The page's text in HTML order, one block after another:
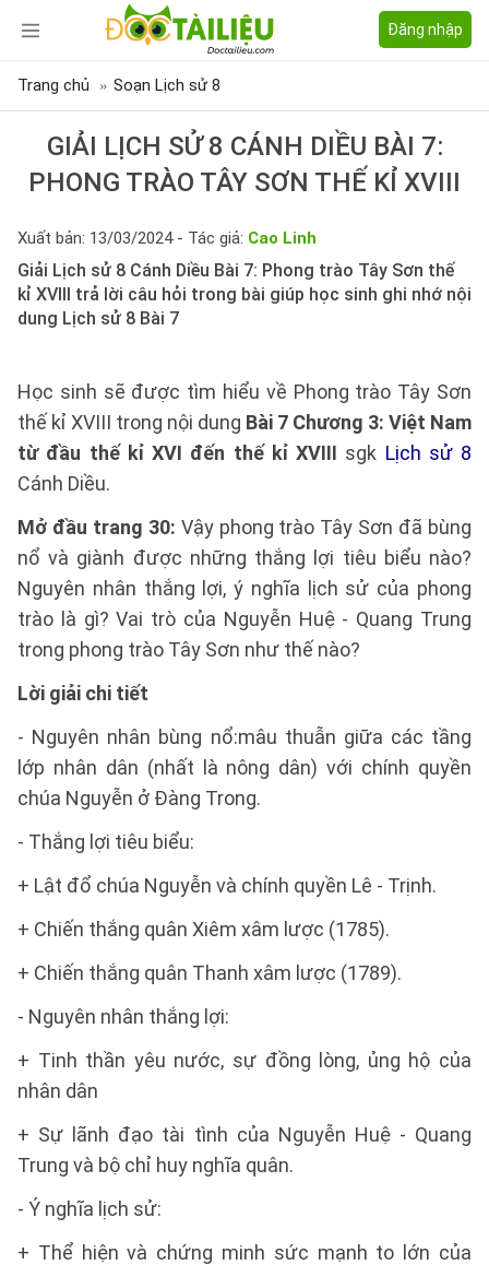
Đăng nhập
Trang chủ Soạn Lịch sử 8
GIẢI LỊCH SỬ 8 CÁNH DIỀU BÀI 7:
PHONG TRÀO TÂY SƠN THẾ KỈ XVIII
Xuất bản: 13/03/2024 - Tác giả: Cao Linh
Giải Lịch sử 8 Cánh Diều Bài 7: Phong trào Tây Sơn thế
kỉ XVIII trả lời câu hỏi trong bài giúp học sinh ghi nhớ nội
dung Lịch sử 8 Bài 7
Học sinh sẽ được tìm hiểu về Phong trào Tây Sơn
thế kỉ XVIII trong nội dung Bài 7 Chương 3: Việt Nam
từ đầu thế kỉ XVI đến thế kỉ XVIII sgk Lịch sử 8
Cánh Diều.
Mở đầu trang 30: Vậy phong trào Tây Sơn đã bùng
nổ và giành được những thắng lợi tiêu biểu nào?
Nguyên nhân thắng lợi, ý nghĩa lịch sử của phong
trào là gì? Vai trò của Nguyễn Huệ - Quang Trung
trong phong trào Tây Sơn như thế nào?
Lời giải chi tiết
- Nguyên nhân bùng nổ:mâu thuẫn giữa các tầng
lớp nhân dân (nhất là nông dân) với chính quyền
chúa Nguyễn ở Đàng Trong.
- Thắng lợi tiêu biểu:
+ Lật đổ chúa Nguyễn và chính quyền Lê - Trịnh.
+ Chiến thắng quân Xiêm xâm lược (1785).
+ Chiến thắng quân Thanh xâm lược (1789).
- Nguyên nhân thắng lợi:
+ Tinh thần yêu nước, sự đồng lòng, ủng hộ của
nhân dân
+ Sự lãnh đạo tài tình của Nguyễn Huệ - Quang
Trung và bộ chỉ huy nghĩa quân.
- Ý nghĩa lịch sử:
+ Thể hiện và chứng minh sức mạnh to lớn của